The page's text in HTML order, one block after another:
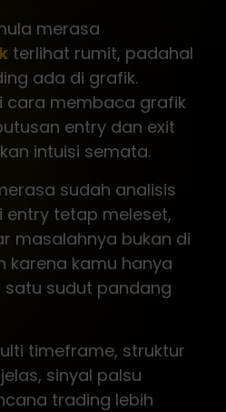
merasa
terlihat rumit, padahal
ada di grafik.
cara membaca grafik
entry dan exit
intuisi semata.
sudah analisis
tetap meleset,
masalahnya bukan di
karena kamu hanya
sudut pandang
timeframe, struktur
sinyal palsu
trading lebih